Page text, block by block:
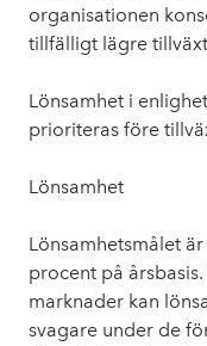
organisationen
tillfälligt lägre
Lönsamhet i
prioriteras före
Lönsamhet
Lönsamhetsmålet
procent på
marknader kan
svagare under de